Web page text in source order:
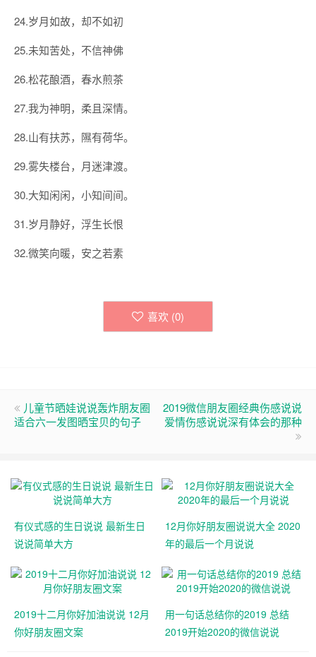
24.岁月如故，却不如初
25.未知苦处，不信神佛
26.松花酿酒，春水煎茶
27.我为神明，柔且深情。
28.山有扶苏，隰有荷华。
29.雾失楼台，月迷津渡。
30.大知闲闲，小知间间。
31.岁月静好，浮生长恨
32.微笑向暖，安之若素
喜欢 (0)
儿童节晒娃说说轰炸朋友圈
适合六一发图晒宝贝的句子
2019微信朋友圈经典伤感说说
爱情伤感说说深有体会的那种
有仪式感的生日说说 最新生日
说说简单大方
12月你好朋友圈说说大全 2020
年的最后一个月说说
2019十二月你好加油说说 12月
你好朋友圈文案
用一句话总结你的2019 总结
2019开始2020的微信说说